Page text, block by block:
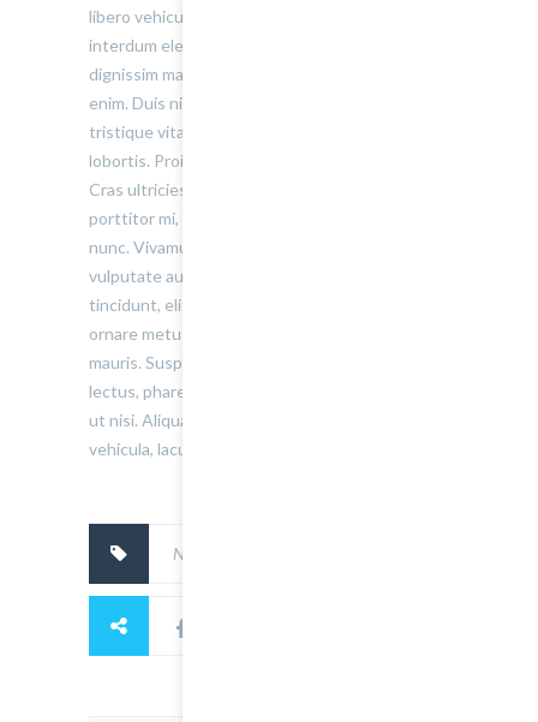
libero vehicula ut. Integer sodales, urna eget
interdum eleifend, nulla nibh laoreet nisl, quis
dignissim mauris dolor eget mi. Donec at mauris
enim. Duis nisi tellus, adipiscing a convallis quis,
tristique vitae risus. Nullam molestie gravida
lobortis. Proin ut nibh quis felis auctor ornare.
Cras ultricies, nibh at mollis faucibus, justo eros
porttitor mi, quis auctor lectus arcu sit amet
nunc. Vivamus gravida vehicula arcu, vitae
vulputate augue lacinia faucibus. Nunc
tincidunt, elit non cursus euismod, lacus augue
ornare metus, egestas imperdiet nulla nisl quis
mauris. Suspendisse a pharetra urna. Morbi dui
lectus, pharetra nec elementum eget, vulputate
ut nisi. Aliquam accumsan, nulla sed feugiat
vehicula, lacus justo semper libero, quis porttito.
No tags.